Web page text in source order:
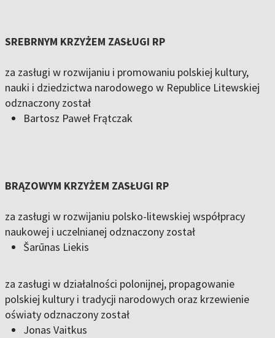
SREBRNYM KRZYŻEM ZASŁUGI RP
za zasługi w rozwijaniu i promowaniu polskiej kultury,
nauki i dziedzictwa narodowego w Republice Litewskiej
odznaczony został
Bartosz Paweł Frątczak
BRĄZOWYM KRZYŻEM ZASŁUGI RP
za zasługi w rozwijaniu polsko-litewskiej współpracy
naukowej i uczelnianej odznaczony został
Šarūnas Liekis
za zasługi w działalności polonijnej, propagowanie
polskiej kultury i tradycji narodowych oraz krzewienie
oświaty odznaczony został
Jonas Vaitkus